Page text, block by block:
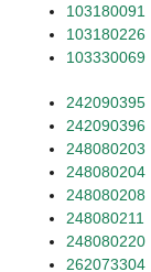
103180091
103180226
103330069
242090395
242090396
248080203
248080204
248080208
248080211
248080220
262073304